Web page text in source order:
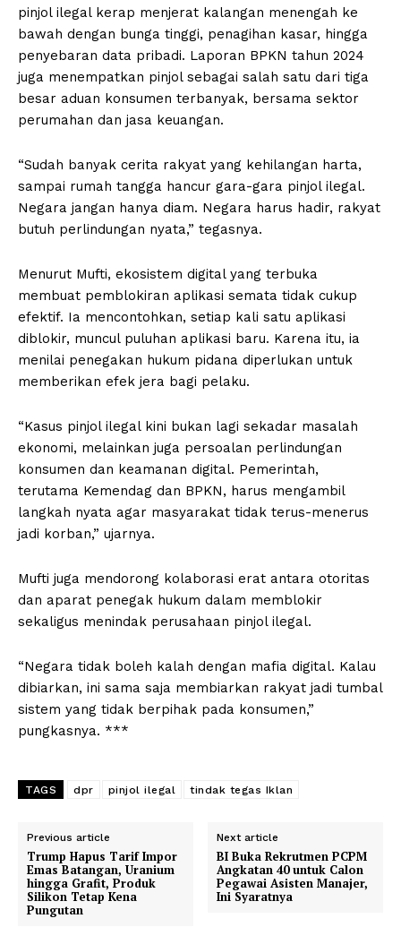
pinjol ilegal kerap menjerat kalangan menengah ke
bawah dengan bunga tinggi, penagihan kasar, hingga
penyebaran data pribadi. Laporan BPKN tahun 2024
juga menempatkan pinjol sebagai salah satu dari tiga
besar aduan konsumen terbanyak, bersama sektor
perumahan dan jasa keuangan.
“Sudah banyak cerita rakyat yang kehilangan harta,
sampai rumah tangga hancur gara-gara pinjol ilegal.
Negara jangan hanya diam. Negara harus hadir, rakyat
butuh perlindungan nyata,” tegasnya.
Menurut Mufti, ekosistem digital yang terbuka
membuat pemblokiran aplikasi semata tidak cukup
efektif. Ia mencontohkan, setiap kali satu aplikasi
diblokir, muncul puluhan aplikasi baru. Karena itu, ia
menilai penegakan hukum pidana diperlukan untuk
memberikan efek jera bagi pelaku.
“Kasus pinjol ilegal kini bukan lagi sekadar masalah
ekonomi, melainkan juga persoalan perlindungan
konsumen dan keamanan digital. Pemerintah,
terutama Kemendag dan BPKN, harus mengambil
langkah nyata agar masyarakat tidak terus-menerus
jadi korban,” ujarnya.
Mufti juga mendorong kolaborasi erat antara otoritas
dan aparat penegak hukum dalam memblokir
sekaligus menindak perusahaan pinjol ilegal.
“Negara tidak boleh kalah dengan mafia digital. Kalau
dibiarkan, ini sama saja membiarkan rakyat jadi tumbal
sistem yang tidak berpihak pada konsumen,”
pungkasnya. ***
TAGS dpr pinjol ilegal tindak tegas Iklan
Previous article
Trump Hapus Tarif Impor
Emas Batangan, Uranium
hingga Grafit, Produk
Silikon Tetap Kena
Pungutan
Next article
BI Buka Rekrutmen PCPM
Angkatan 40 untuk Calon
Pegawai Asisten Manajer,
Ini Syaratnya